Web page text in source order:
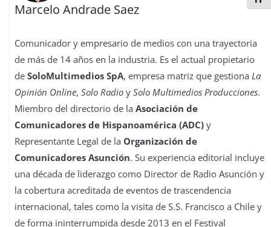
Marcelo Andrade Saez
Comunicador y empresario de medios con una trayectoria
de más de 14 años en la industria. Es el actual propietario
deSoloMultimedios SpA, empresa matriz que gestiona La
Opinión Online,Solo Radio ySolo Multimedios Producciones.
Miembro del directorio de laAsociación de
Comunicadores de Hispanoamérica (ADC) y
Representante Legal de la Organización de
Comunicadores Asunción. Su experiencia editorial incluye
una década de liderazgo como Director de Radio Asunción y
la cobertura acreditada de eventos de trascendencia
internacional, tales como la visita de S.S. Francisco a Chile y
de forma ininterrumpida desde 2013 en el Festival